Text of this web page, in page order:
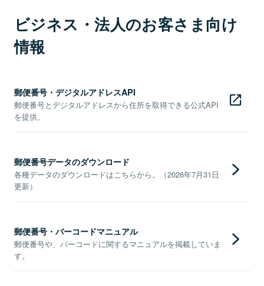
ビジネス・法人のお客さま向け
情報
郵便番号・デジタルアドレスAPI
郵便番号とデジタルアドレスから住所を取得できる公式API
を提供。
郵便番号データのダウンロード
各種データのダウンロードはこちらから。（2026年7月31日
更新）
郵便番号・バーコードマニュアル
郵便番号や、バーコードに関するマニュアルを掲載していま
す。